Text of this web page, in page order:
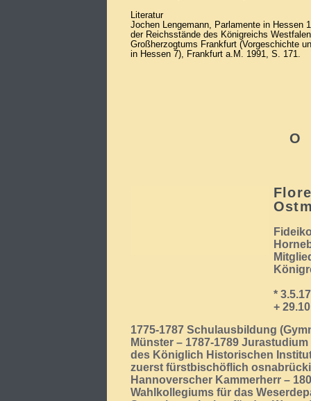
Literatur
Jochen Lengemann, Parlamente in Hessen
der Reichsstände des Königreichs
Großherzogtums Frankfurt (Vorgeschichte
in Hessen 7), Frankfurt a.M. 1991, S. 171.
O
*
+
1775-1787 Schulausbildung
Münster – 1787-1789
des Königlich Historischen
zuerst fürstbischöflich
Hannoverscher Kammerherr –
Wahlkollegiums für das